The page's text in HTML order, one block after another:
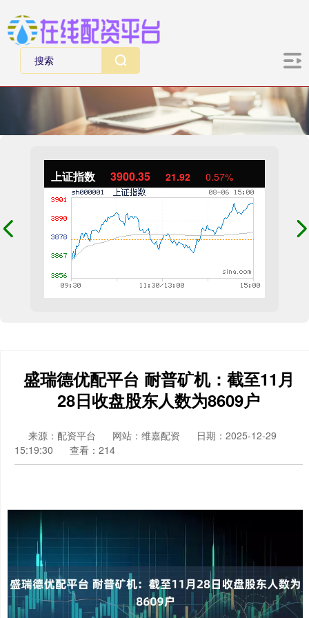
上证指数 3900.35 21.92 0.57%
盛瑞德优配平台 耐普矿机：截至11月
28日收盘股东人数为8609户
来源：配资平台 网站：维嘉配资
日期：2025-12-29
15:19:30
查看：214